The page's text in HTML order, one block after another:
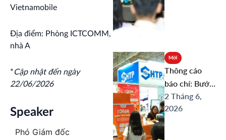
Vietnamobile
Địa điểm: Phòng ICTCOMM,
nhà A
*Cập nhật đến ngày
22/06/2026
Speaker
Phó Giám đốc
Mới
Thông cáo
báo chí: Bước
đột phá công
nghệ và
2 Tháng 6,
2026